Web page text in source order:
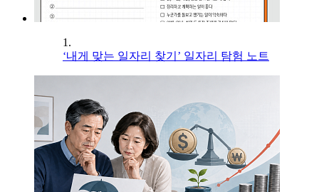
1.
‘내게 맞는 일자리 찾기’ 일자리 탐험 노트